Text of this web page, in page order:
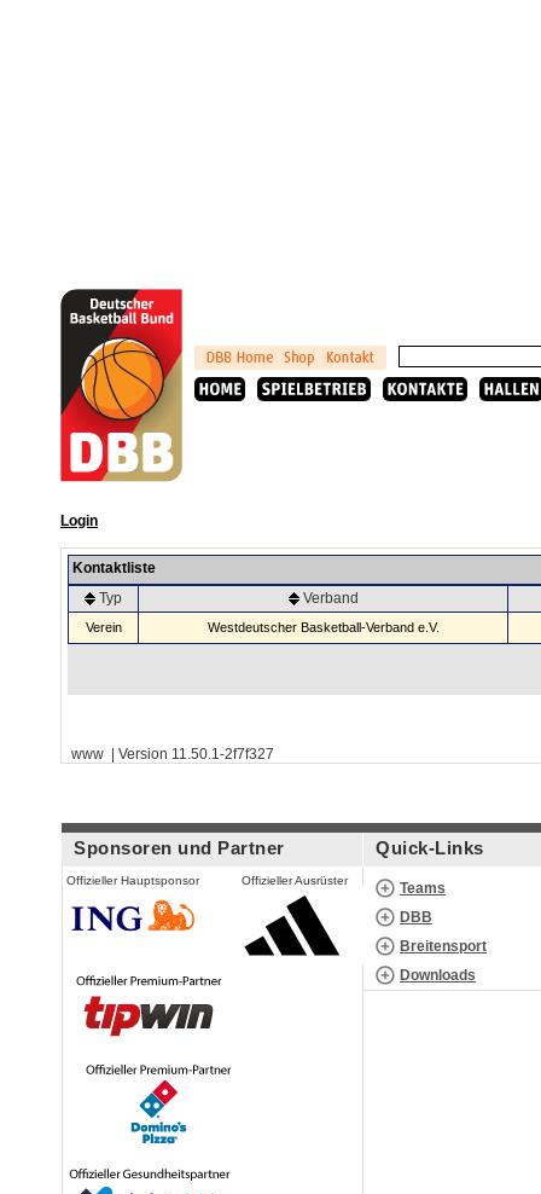
Login
Kontaktliste
Typ
Verband
Verein Westdeutscher Basketball-Verband e.V.
www | Version 11.50.1-2f7f327
Sponsoren und Partner
Offizieller Hauptsponsor Offizieller Ausrüster
Quick-Links
Teams
DBB
Breitensport
Downloads